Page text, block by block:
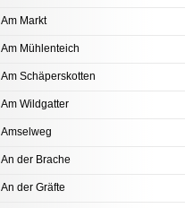
Am Markt
Am Mühlenteich
Am Schäperskotten
Am Wildgatter
Amselweg
An der Brache
An der Gräfte